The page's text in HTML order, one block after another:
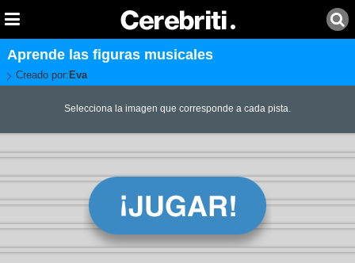
Aprende las figuras musicales
Creado por: Eva
Selecciona la imagen que corresponde a cada pista.